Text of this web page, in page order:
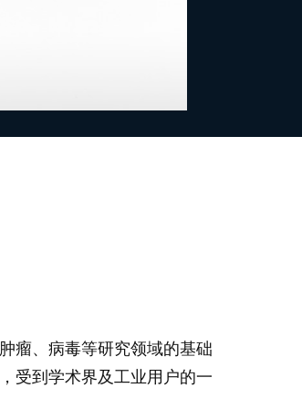
瘤、病毒等研究领域的基础
受到学术界及工业用户的一